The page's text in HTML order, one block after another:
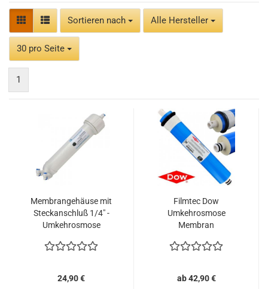
Sortieren nach
Sortieren nach Alle Hersteller
30 pro Seite
pro Seite
1
Membrangehäuse mit
Steckanschluß 1/4" -
Umkehrosmose
24,90 €
Filmtec Dow
Umkehrosmose
Membran
ab 42,90 €